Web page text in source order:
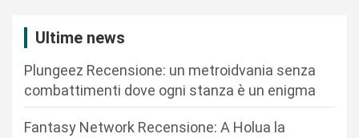
Ultime news
Plungeez Recensione: un metroidvania senza
combattimenti dove ogni stanza è un enigma
Fantasy Network Recensione: A Holua la